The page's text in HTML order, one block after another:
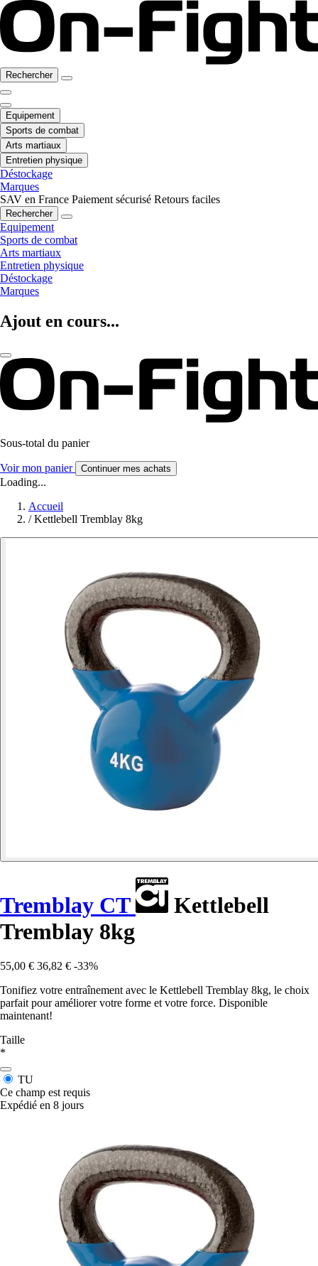
Rechercher
Equipement
Sports de combat
Arts martiaux
Entretien physique
Déstockage
Marques
SAV en France Paiement sécurisé Retours faciles
Rechercher
Equipement
Sports de combat
Arts martiaux
Entretien physique
Déstockage
Marques
Ajout en cours...
Sous-total du panier
Voir mon panier Continuer mes achats
Loading...
Accueil
/ Kettlebell Tremblay 8kg
Tremblay CT
Kettlebell
Tremblay 8kg
55,00 € 36,82 € -33%
Tonifiez votre entraînement avec le Kettlebell Tremblay 8kg, le choix
parfait pour améliorer votre forme et votre force. Disponible
maintenant!
Taille
*
TU
Ce champ est requis
Expédié en 8 jours